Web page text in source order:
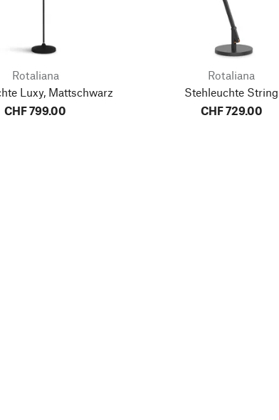
Rotaliana
Luxy, Mattschwarz
CHF 799.00
Rotaliana
Stehleuchte String
CHF 729.00